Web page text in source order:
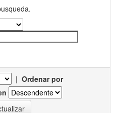
| Ordenar por